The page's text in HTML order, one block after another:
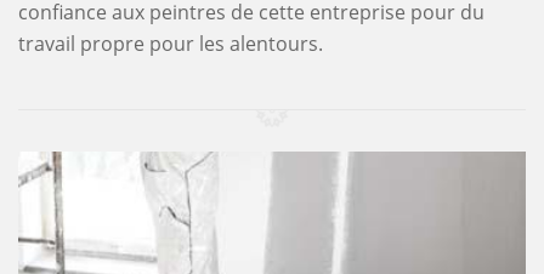
confiance aux peintres de cette entreprise pour du
travail propre pour les alentours.